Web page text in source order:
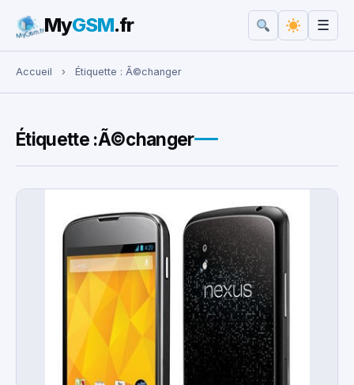
Rechercher :
MyGSM.fr ☰
Accueil › Étiquette : Ã©changer
Étiquette :Ã©changer